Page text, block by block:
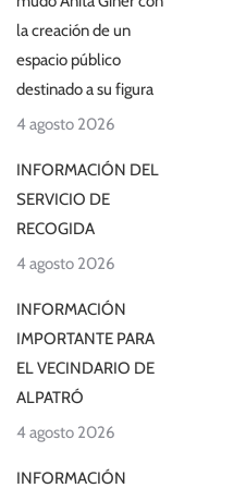
la creación de un
espacio público
destinado a su figura
4 agosto 2026
INFORMACIÓN DEL
SERVICIO DE
RECOGIDA
4 agosto 2026
INFORMACIÓN
IMPORTANTE PARA
EL VECINDARIO DE
ALPATRÓ
4 agosto 2026
INFORMACIÓN